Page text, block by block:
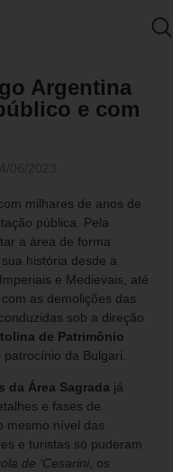
Argentina
e com
milhares de anos de
pública. Pela
a área de forma
história desde a
e Medievais, até
as demolições das
sob a direção
de Patrimônio
da Bulgari.
da Área Sagrada já
e fases de
mesmo nível das
e turistas só puderam
de ‘Cesarini, os